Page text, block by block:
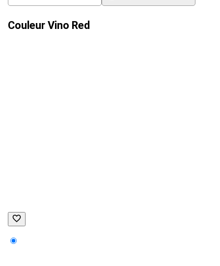
Couleur Vino Red